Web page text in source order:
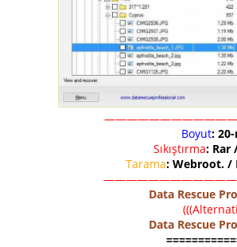
Boyut:
Sıkıştırma: Rar
Tarama: Webroot. /
Data Rescue
Data Rescue